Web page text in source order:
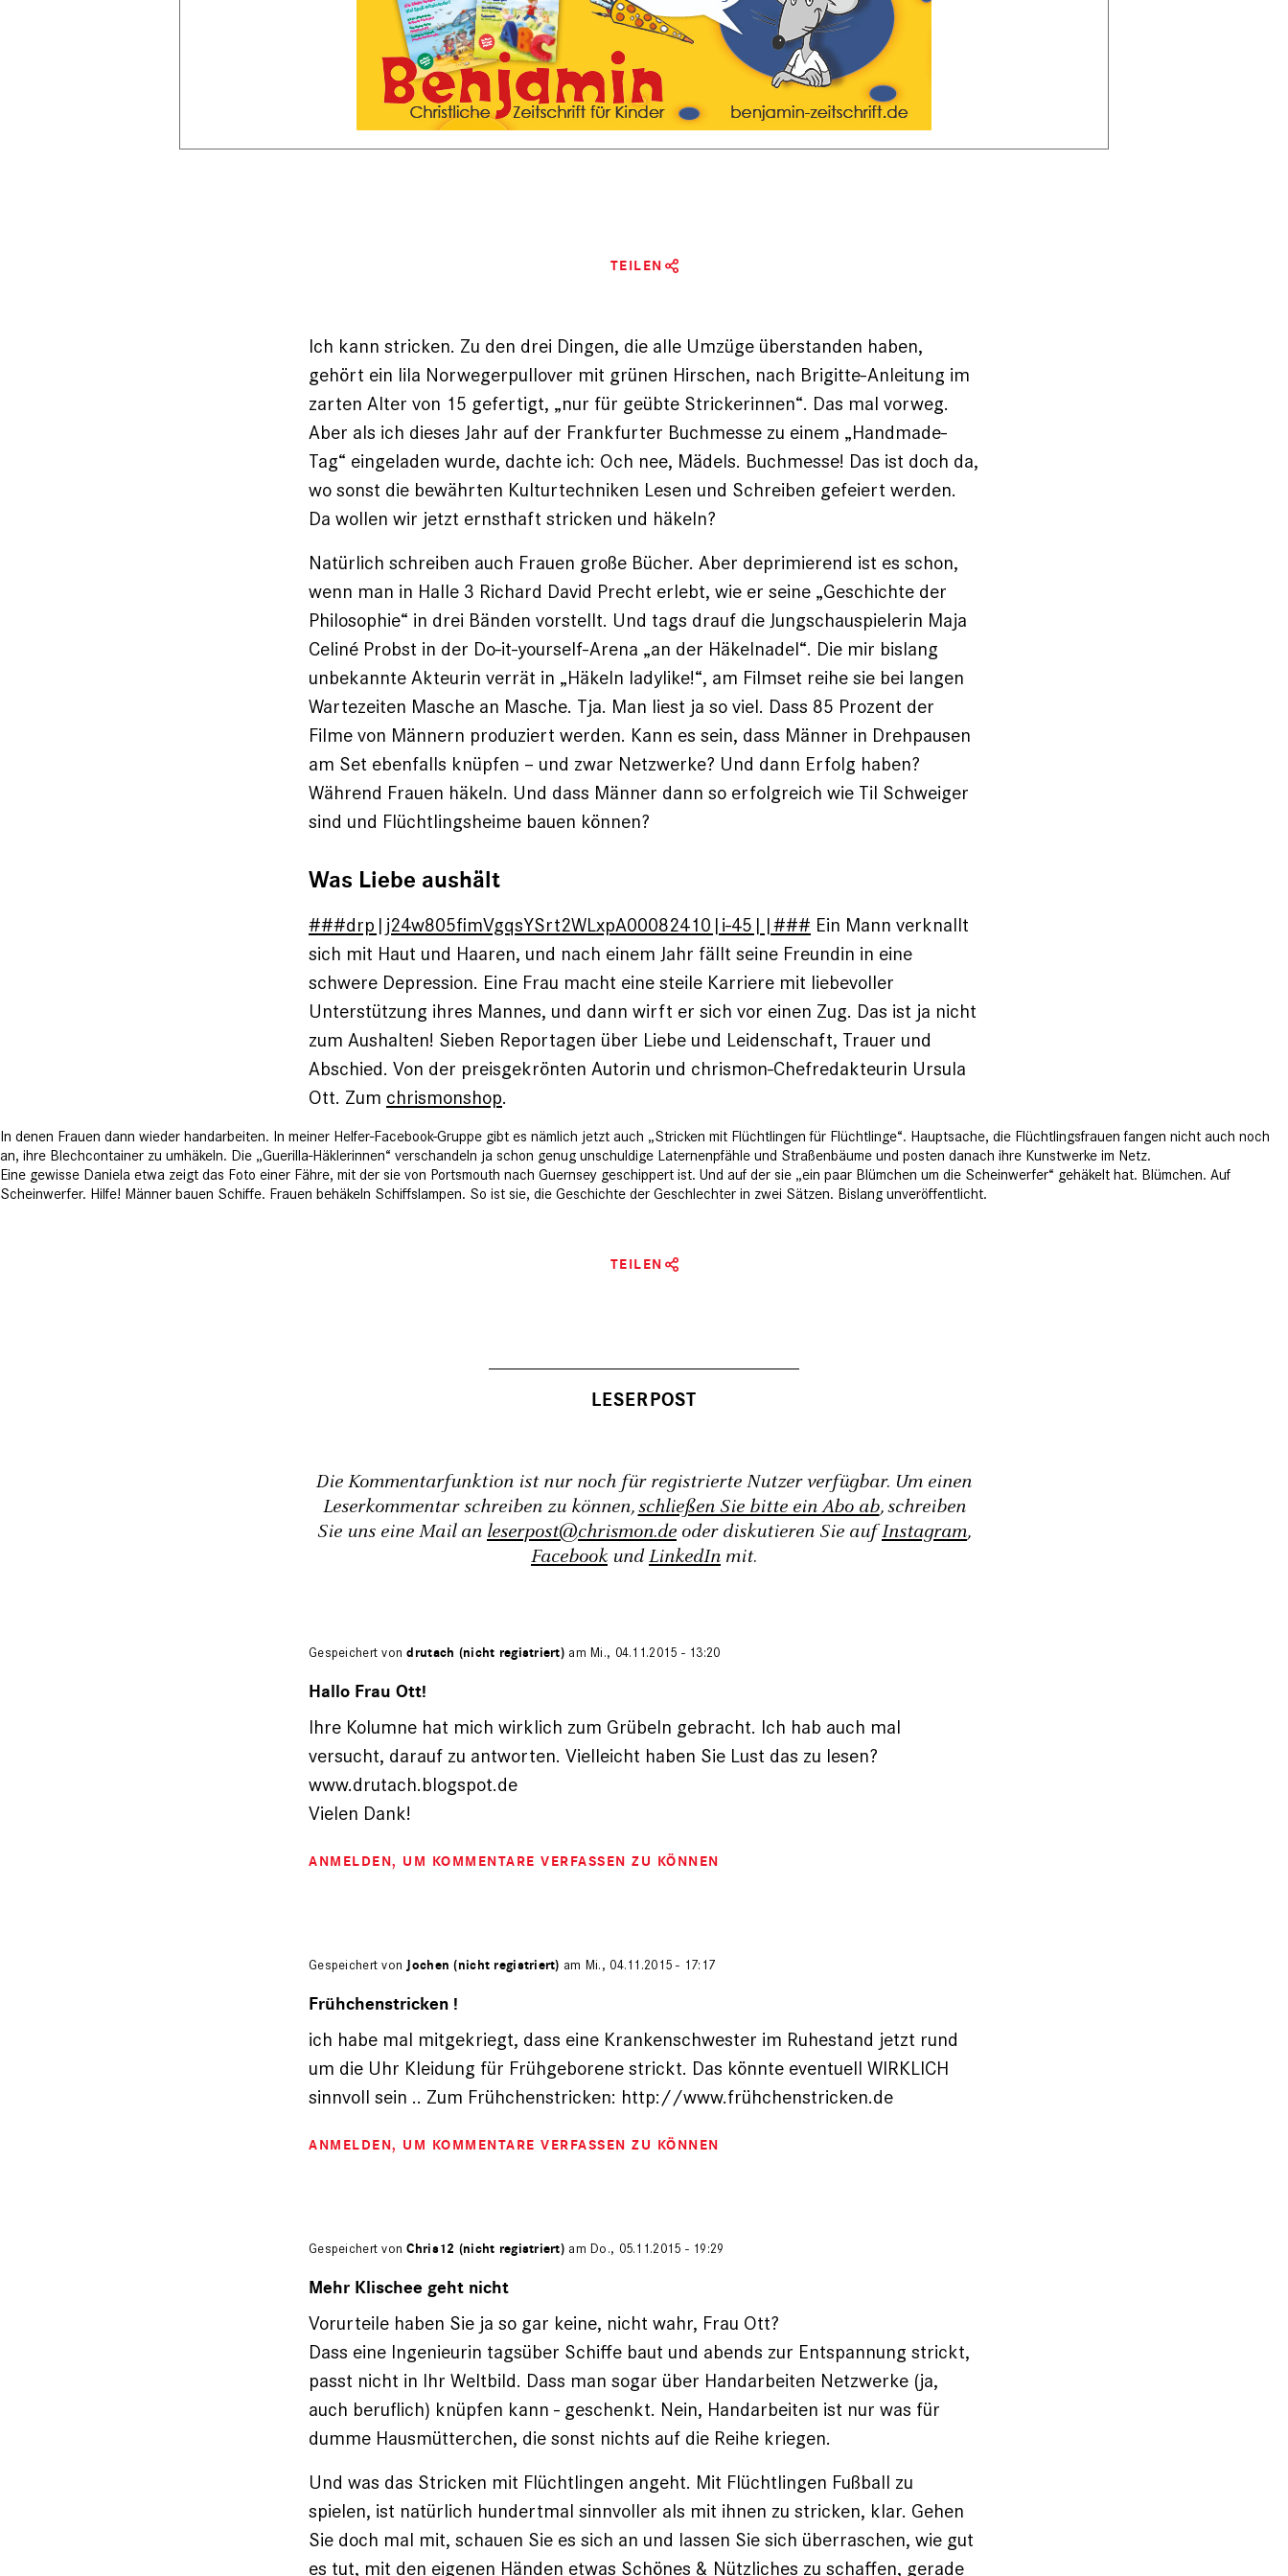
TEILEN
Ich kann stricken. Zu den drei Dingen, die alle Umzüge überstanden haben,
gehört ein lila Norwegerpullover mit grünen Hirschen, nach Brigitte-Anleitung im
zarten Alter von 15 gefertigt, „nur für geübte ­Strickerinnen“. Das mal vorweg.
Aber als ich dieses Jahr auf der Frankfurter Buchmesse zu einem „Handmade-
Tag“ eingeladen wurde, dachte ich: Och nee, Mädels. Buchmesse! Das ist doch da,
wo sonst die bewährten Kulturtechniken Lesen und Schreiben gefeiert werden.
Da wollen wir jetzt ernsthaft stricken und häkeln?
Natürlich schreiben auch Frauen große Bücher. Aber deprimierend ist es schon,
wenn man in Halle 3 Richard David Precht erlebt, wie er seine „Geschichte der
Philosophie“ in drei Bänden vorstellt. Und tags drauf die Jungschauspielerin Maja
Celiné Probst in der Do-it-yourself-Arena „an der Häkelnadel“. Die mir bislang
unbekannte Akteurin verrät in „Häkeln ­ladylike!“, am Filmset reihe sie bei langen
Wartezeiten Masche an Masche. Tja. Man liest ja so viel. Dass 85 Prozent der
Filme von Männern produziert werden. Kann es sein, dass Männer in Drehpausen
am Set ebenfalls knüpfen – und zwar Netzwerke? Und dann Erfolg haben?
Während Frauen häkeln. ­Und dass Männer dann so erfolgreich wie Til Schweiger
sind und Flüchtlingsheime bauen können?
Was Liebe aushält
###drp|j24w805fimVgqsYSrt2WLxpA00082410|i-45||### Ein Mann verknallt
sich mit Haut und Haaren, und nach einem Jahr fällt seine Freundin in eine
schwere Depression. Eine Frau macht eine steile Karriere mit liebevoller
Unterstützung ihres Mannes, und dann wirft er sich vor einen Zug. Das ist ja nicht
zum Aushalten! Sieben Reportagen über Liebe und Leidenschaft, Trauer und
Abschied. Von der preisgekrönten Autorin und chrismon-Chefredakteurin Ursula
Ott. Zum chrismonshop.
In denen Frauen dann wieder handarbeiten. In meiner Helfer-Facebook-Gruppe gibt es nämlich jetzt auch „Stricken mit Flüchtlingen für Flüchtlinge“. Hauptsache, die Flüchtlingsfrauen fangen nicht auch noch
an, ihre Blechcontainer zu ­umhäkeln. Die „Guerilla-Häklerin­nen“ verschandeln ja schon genug unschuldige Laternenpfähle und Straßenbäume und posten danach ihre Kunstwerke im Netz.
Eine gewisse Daniela etwa zeigt das Foto ­einer Fähre, mit der sie von Portsmouth nach Guernsey geschippert ist. Und auf der sie „ein paar Blümchen um die Scheinwerfer“ ge­häkelt hat. Blümchen. Auf
Scheinwerfer. Hilfe! Männer bauen Schiffe. Frauen be­häkeln Schiffslampen. So ist sie, die Geschichte der Geschlechter in zwei Sätzen. Bislang unver­öffentlicht.
TEILEN
Die Kommentarfunktion ist nur noch für registrierte Nutzer verfügbar. Um einen
Leserkommentar schreiben zu können,schließen Sie bitte ein Abo ab, schreiben
Sie uns eine Mail an leserpost@chrismon.de oder diskutieren Sie aufInstagram,
FacebookundLinkedIn mit.
Gespeichert vondrutach (nicht registriert) am Mi., 04.11.2015 - 13:20
Hallo Frau Ott!
Ihre Kolumne hat mich wirklich zum Grübeln gebracht. Ich hab auch mal
versucht, darauf zu antworten. Vielleicht haben Sie Lust das zu lesen?
www.drutach.blogspot.de
Vielen Dank!
ANMELDEN, UM KOMMENTARE VERFASSEN ZU KÖNNEN
Gespeichert von Jochen (nicht registriert) am Mi., 04.11.2015 - 17:17
Frühchenstricken !
ich habe mal mitgekriegt, dass eine Krankenschwester im Ruhestand jetzt rund
um die Uhr Kleidung für Frühgeborene strickt. Das könnte eventuell WIRKLICH
sinnvoll sein .. Zum Frühchenstricken: http://www.frühchenstricken.de
ANMELDEN, UM KOMMENTARE VERFASSEN ZU KÖNNEN
Gespeichert vonChris12 (nicht registriert) am Do., 05.11.2015 - 19:29
Mehr Klischee geht nicht
Vorurteile haben Sie ja so gar keine, nicht wahr, Frau Ott?
Dass eine Ingenieurin tagsüber Schiffe baut und abends zur Entspannung strickt,
passt nicht in Ihr Weltbild. Dass man sogar über Handarbeiten Netzwerke (ja,
auch beruflich) knüpfen kann - geschenkt. Nein, Handarbeiten ist nur was für
dumme Hausmütterchen, die sonst nichts auf die Reihe kriegen.
Und was das Stricken mit Flüchtlingen angeht. Mit Flüchtlingen Fußball zu
spielen, ist natürlich hundertmal sinnvoller als mit ihnen zu stricken, klar. Gehen
Sie doch mal mit, schauen Sie es sich an und lassen Sie sich überraschen, wie gut
es tut, mit den eigenen Händen etwas Schönes & Nützliches zu schaffen, gerade